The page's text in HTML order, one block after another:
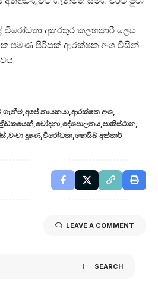
විරෝධතා අතරතුර කලහකාරී ලෙස
පමණ පිරිසක් ආරක්ෂක අංශ විසින්
ගැනීම අපේ නායකයා ආරක්ෂක අංශ
චෝදනා දේශපාලනය පාකිස්ථාන
වංචා දූෂණ විරෝධතා ෂොයිබ් අක්තාර්
LEAVE A COMMENT
SEARCH